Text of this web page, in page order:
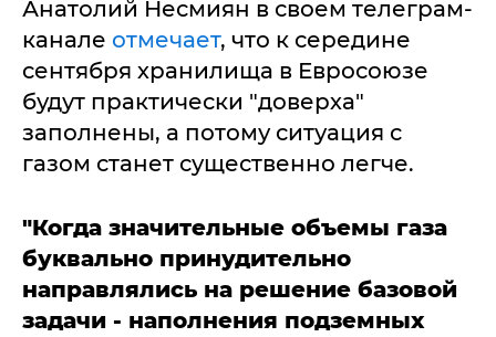
Анатолий Несмиян в своем телеграм-
канале отмечает, что к середине
сентября хранилища в Евросоюзе
будут практически "доверха"
заполнены, а потому ситуация с
газом станет существенно легче.
"Когда значительные объемы газа
буквально принудительно
направлялись на решение базовой
задачи - наполнения подземных